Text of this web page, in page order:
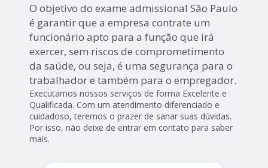
O objetivo do exame admissional São Paulo
é garantir que a empresa contrate um
funcionário apto para a função que irá
exercer, sem riscos de comprometimento
da saúde, ou seja, é uma segurança para o
trabalhador e também para o empregador.
Executamos nossos serviços de forma Excelente e
Qualificada. Com um atendimento diferenciado e
cuidadoso, teremos o prazer de sanar suas dúvidas.
Por isso, não deixe de entrar em contato para saber
mais.